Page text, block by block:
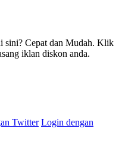
sini? Cepat dan Mudah. Klik
iklan diskon anda.
Twitter Login dengan